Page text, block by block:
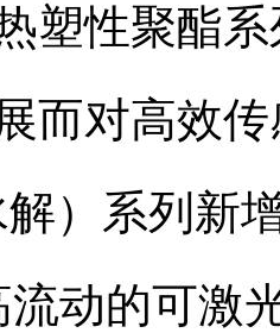
塑性聚酯
而对高效
解）系列新
流动的可激